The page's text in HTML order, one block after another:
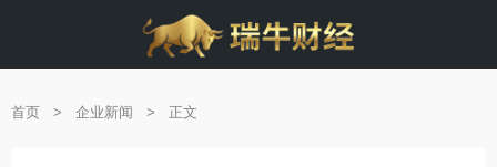
首页 > 企业新闻 > 正文